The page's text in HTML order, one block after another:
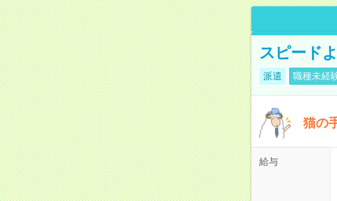
スピード
派遣 職種未経
猫の
給与